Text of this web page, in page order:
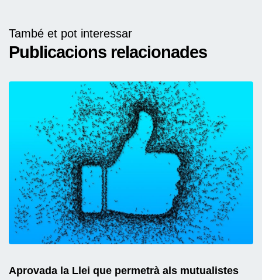
També et pot interessar
Publicacions relacionades
Aprovada la Llei que permetrà als mutualistes